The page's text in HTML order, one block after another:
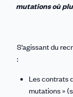
mutations où
S’agissant du
:
Les contrats
mutations »